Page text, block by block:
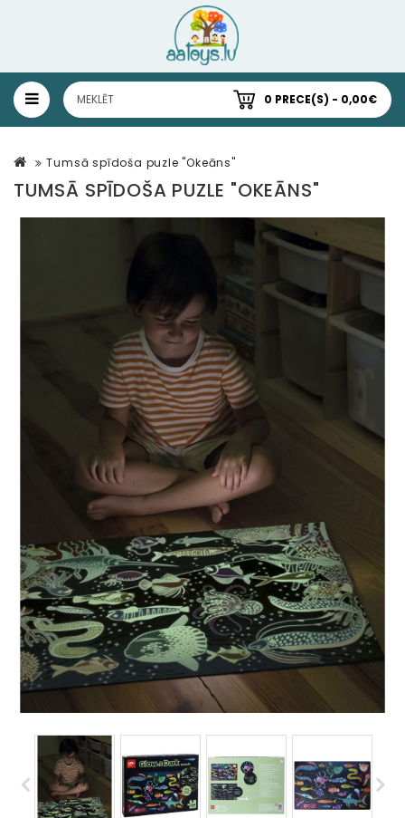
0 PRECE(S) - 0,00€
Tumsā spīdoša puzle "Okeāns"
TUMSĀ SPĪDOŠA PUZLE "OKEĀNS"